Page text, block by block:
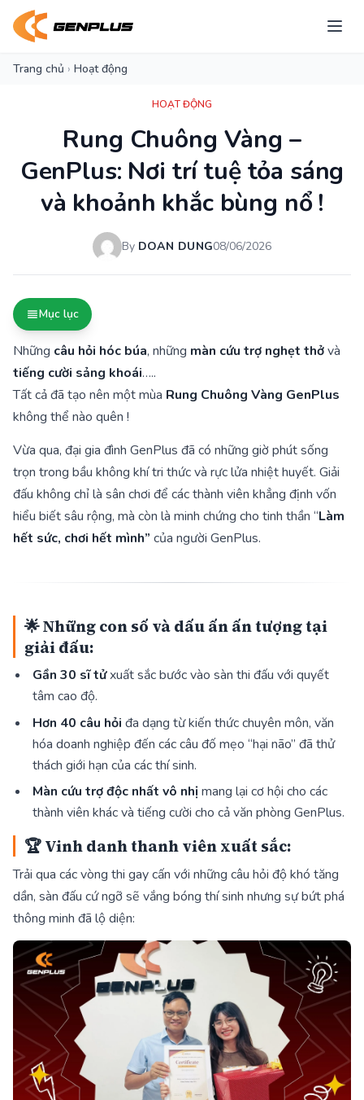
Trang chủ › Hoạt động
HOẠT ĐỘNG
Rung Chuông Vàng –
GenPlus: Nơi trí tuệ tỏa sáng
và khoảnh khắc bùng nổ !
By DOAN DUNG08/06/2026
Mục lục
Những câu hỏi hóc búa, những màn cứu trợ nghẹt thởvà
tiếng cười sảng khoái…..
Tất cả đã tạo nên một mùa Rung Chuông Vàng GenPlus
không thể nào quên !
Vừa qua, đại gia đình GenPlus đã có những giờ phút sống
trọn trong bầu không khí tri thức và rực lửa nhiệt huyết. Giải
đấu không chỉ là sân chơi để các thành viên khẳng định vốn
hiểu biết sâu rộng, mà còn là minh chứng cho tinh thần “Làm
hết sức, chơi hết mình” của người GenPlus.
🌟 Những con số và dấu ấn ấn tượng tại
giải đấu:
Gần 30 sĩ tửxuất sắc bước vào sàn thi đấu với quyết
tâm cao độ.
Hơn 40 câu hỏi đa dạng từ kiến thức chuyên môn, văn
hóa doanh nghiệp đến các câu đố mẹo “hại não” đã thử
thách giới hạn của các thí sinh.
Màn cứu trợ độc nhất vô nhịmang lại cơ hội cho các
thành viên khác và tiếng cười cho cả văn phòng GenPlus.
🏆 Vinh danh thanh viên xuất sắc:
Trải qua các vòng thi gay cấn với những câu hỏi độ khó tăng
dần, sàn đấu cứ ngỡ sẽ vắng bóng thí sinh nhưng sự bứt phá
thông minh đã lộ diện: